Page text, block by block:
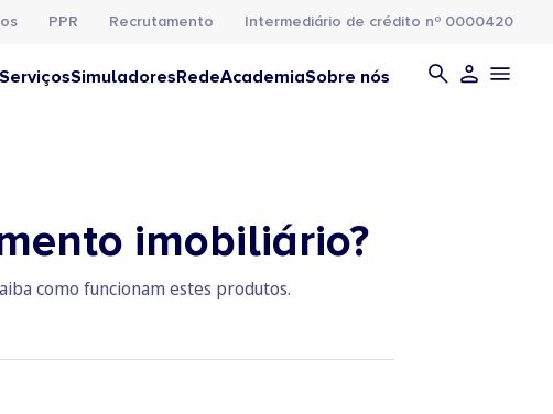
PPR Recrutamento Intermediário de crédito nº 0000420
ServiçosSimuladoresRedeAcademiaSobre nós
imobiliário?
como funcionam estes produtos.